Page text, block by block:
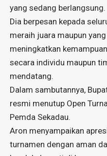
yang sedang berlangsung.
Dia berpesan kepada
meraih juara maupun
meningkatkan
secara individu maupun
mendatang.
Dalam sambutannya,
resmi menutup Open
Pemda Sekadau.
Aron menyampaikan
turnamen dengan aman